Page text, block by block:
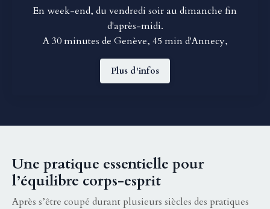
En week-end, du vendredi soir au dimanche fin
d'après-midi.
A 30 minutes de Genève, 45 min d'Annecy,
Plus d'infos
Une pratique essentielle pour
l’équilibre corps-esprit
Après s’être coupé durant plusieurs siècles des pratiques